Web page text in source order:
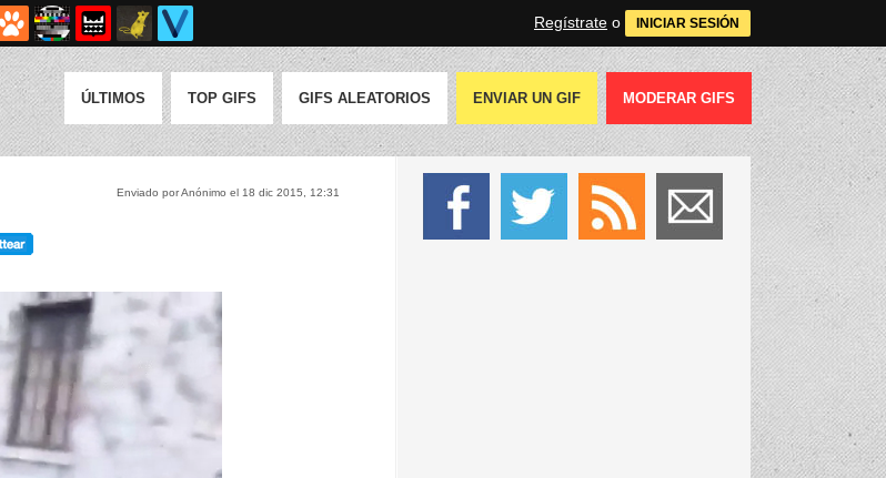
Regístrate o INICIAR SESIÓN
ÚLTIMOS TOP GIFS GIFS ALEATORIOS ENVIAR UN GIF MODERAR GIFS
Enviado por Anónimo el 18 dic 2015, 12:31